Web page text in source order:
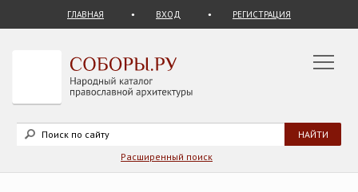
ГЛАВНАЯ ВХОД РЕГИСТРАЦИЯ
Расширенный поиск